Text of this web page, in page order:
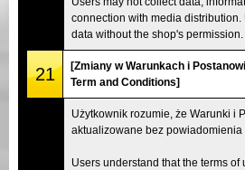
connection with media distribution.
data without the shop's permission.
21
[Zmiany w Warunkach i
Term and Conditions]
Użytkownik rozumie, że Warunki i
aktualizowane bez powiadomienia
Users understand that the terms of